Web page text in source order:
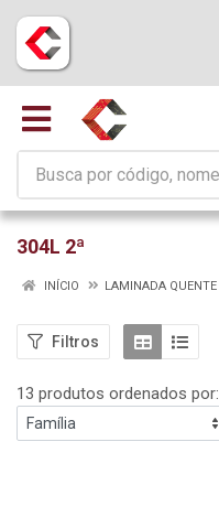
304L 2ª
INÍCIO LAMINADA QUENTE
Filtros
13 produtos ordenados por: